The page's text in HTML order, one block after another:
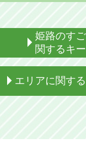
姫路のす
関するキ
姫路出身 ユーチュー
姫路出身 芸能人 男性
姫路出身 画家
姫路出身 アナウンサー
姫路出身 お笑い芸人
エリアに関す
姫路市 お祭り
加古川市 観光
姫路市 海